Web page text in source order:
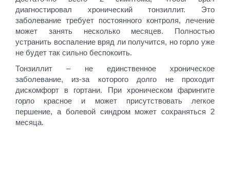
диагностировал хронический тонзиллит. Это
заболевание требует постоянного контроля, лечение
может занять несколько месяцев. Полностью
устранить воспаление вряд ли получится, но горло уже
не будет так сильно беспокоить.
Тонзиллит – не единственное хроническое
заболевание, из-за которого долго не проходит
дискомфорт в гортани. При хроническом фарингите
горло красное и может присутствовать легкое
першение, а болевой синдром может сохраняться 2
месяца.